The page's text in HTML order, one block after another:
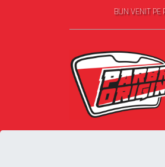
BUN VENIT PE